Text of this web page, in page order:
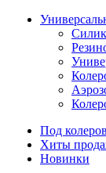
Под
Хиты
Новинки